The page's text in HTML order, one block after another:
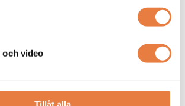
och video
FLIR 14° Lins Exx T5xx T8xx